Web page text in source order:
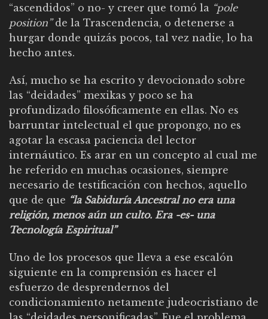
“ascendidos” o no- y creer que tomó la “pole
position”de la Trascendencia, o detenerse a
hurgar donde quizás pocos, tal vez nadie, lo ha
hecho antes.
Así, mucho se ha escrito y devocionado sobre
las “deidades” mexikas y poco se ha
profundizado filosóficamente en ellas. No es
barruntar intelectual el que propongo, no es
agotar la escasa paciencia del lector
internáutico. Es arar en un concepto al cual me
he referido en muchas ocasiones, siempre
necesario de testificación con hechos, aquello
que de que “la Sabiduría Ancestral no era una
religión, menos aún un culto. Era -es- una
Tecnología Espiritual”
Uno de los procesos que lleva a ese escalón
siguiente en la comprensión es hacer el
esfuerzo de desprendernos del
condicionamiento netamente judeocristiano de